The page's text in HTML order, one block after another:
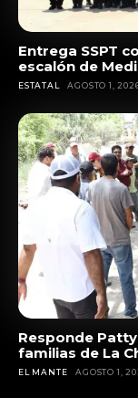
Entrega SSPT
escalón de
ESTATAL AGOSTO 1,
Responde
familias de La
EL MANTE AGOSTO 1,